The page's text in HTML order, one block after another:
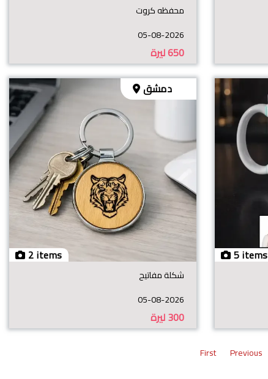
محفظه كروت
05-08-2026
ليرة650
5 items
2 items
دمشق
شكلة مفاتيح
05-08-2026
ليرة300
First Previous